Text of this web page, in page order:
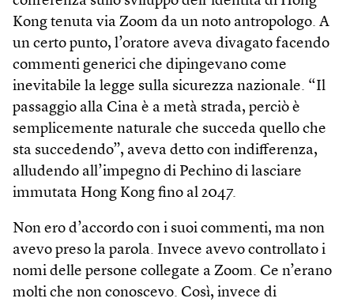
Kong tenuta via Zoom da un noto antropologo. A
un certo punto, l’oratore aveva divagato facendo
commenti generici che dipingevano come
inevitabile la legge sulla sicurezza nazionale. “Il
passaggio alla Cina è a metà strada, perciò è
semplicemente naturale che succeda quello che
sta succedendo”, aveva detto con indifferenza,
alludendo all’impegno di Pechino di lasciare
immutata Hong Kong fino al 2047.
Non ero d’accordo con i suoi commenti, ma non
avevo preso la parola. Invece avevo controllato i
nomi delle persone collegate a Zoom. Ce n’erano
molti che non conoscevo. Così, invece di